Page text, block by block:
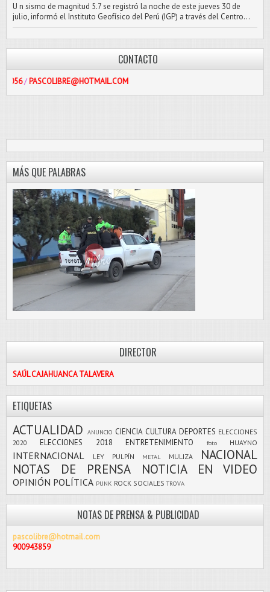
U n sismo de magnitud 5.7 se registró la noche de este jueves 30 de
julio, informó el Instituto Geofísico del Perú (IGP) a través del Centro...
CONTACTO
MÁS QUE PALABRAS
DIRECTOR
SAÚL CAJAHUANCA TALAVERA
ETIQUETAS
ACTUALIDAD ANUNCIO CIENCIA CULTURA DEPORTES ELECCIONES
2020
ELECCIONES 2018 ENTRETENIMIENTO foto HUAYNO
INTERNACIONAL LEY PULPÍN METAL MULIZA
NACIONAL
NOTAS DE PRENSA
NOTICIA EN VIDEO
OPINIÓN POLÍTICA PUNK ROCK SOCIALES TROVA
NOTAS DE PRENSA & PUBLICIDAD
pascolibre@hotmail.com
900943859